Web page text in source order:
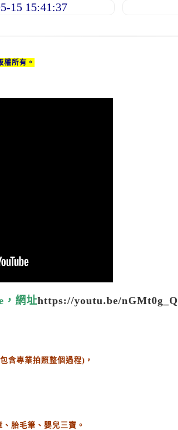
15 15:41:37
權所有。
，網址https://youtu.be/
包含專業拍照整個過程) ，
胎毛筆、嬰兒三寶。